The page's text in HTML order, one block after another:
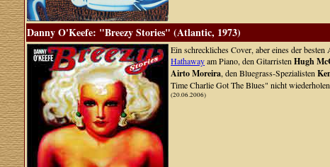
Danny O'Keefe: "Breezy Stories" (Atlantic, 1973)
Ein schreckliches Cover, aber eines der
Hathawayam Piano, den Gitarristen Hugh
Airto Moreira, den Bluegrass-Spezialisten
Time Charlie Got The Blues" nicht
(20.06.2006)